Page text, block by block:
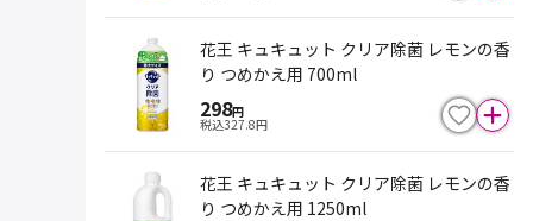
花王 キュキュット クリア除菌 レモンの香
り つめかえ用 700ml
298円
税込327.8円
花王 キュキュット クリア除菌 レモンの香
り つめかえ用 1250ml